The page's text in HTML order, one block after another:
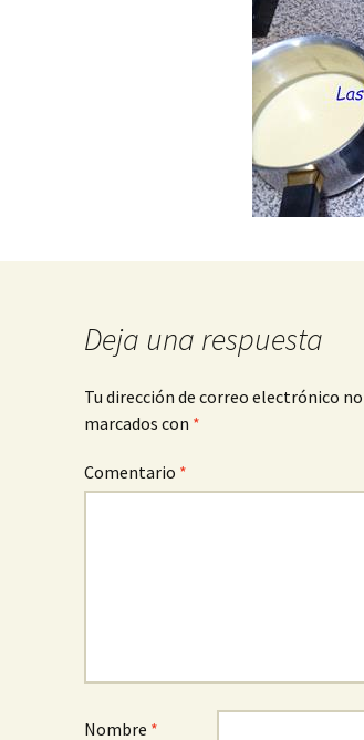
Deja una respuesta
Tu dirección de correo electrónico
marcados con *
Comentario *
Nombre *